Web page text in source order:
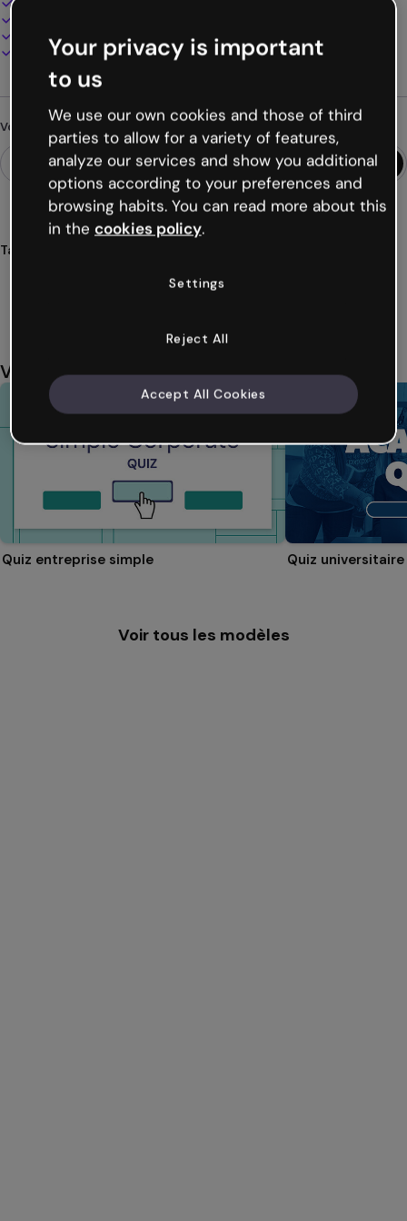
Présentez, partagez ou publiez en ligne
Téléchargez en PDF, MP4 et autres formats
Vous cherchez autre chose ?
Tags
Vous aimerez aussi
Quiz entreprise simple Quiz universitaire
Voir tous les modèles
Your privacy is important
to us
We use our own cookies and those of third
parties to allow for a variety of features,
analyze our services and show you additional
options according to your preferences and
browsing habits. You can read more about this
in the cookies policy.
Settings
Reject All
Accept All Cookies